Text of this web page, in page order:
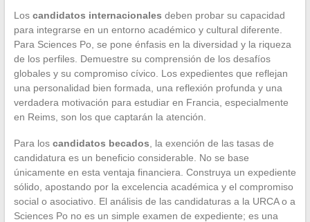
Los candidatos internacionales deben probar su capacidad
para integrarse en un entorno académico y cultural diferente.
Para Sciences Po, se pone énfasis en la diversidad y la riqueza
de los perfiles. Demuestre su comprensión de los desafíos
globales y su compromiso cívico. Los expedientes que reflejan
una personalidad bien formada, una reflexión profunda y una
verdadera motivación para estudiar en Francia, especialmente
en Reims, son los que captarán la atención.
Para los candidatos becados , la exención de las tasas de
candidatura es un beneficio considerable. No se base
únicamente en esta ventaja financiera. Construya un expediente
sólido, apostando por la excelencia académica y el compromiso
social o asociativo. El análisis de las candidaturas a la URCA o a
Sciences Po no es un simple examen de expediente; es una